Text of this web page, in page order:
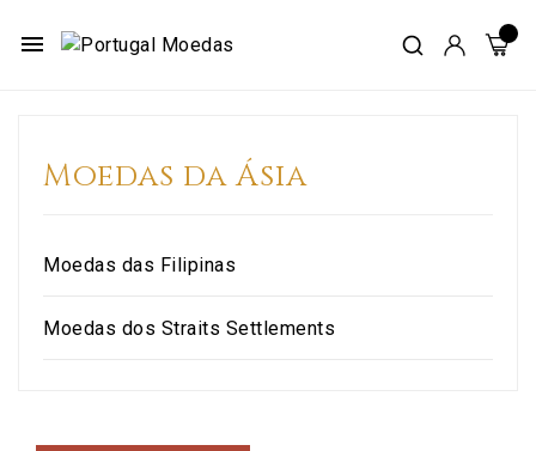
menu
Moedas da Ásia
Moedas das Filipinas
Moedas dos Straits Settlements